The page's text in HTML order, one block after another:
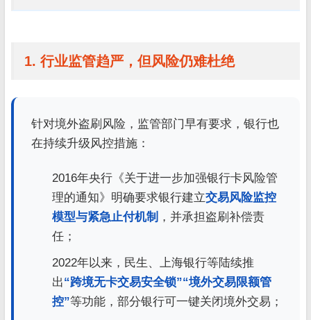
1. 行业监管趋严，但风险仍难杜绝
针对境外盗刷风险，监管部门早有要求，银行也
在持续升级风控措施：
2016年央行《关于进一步加强银行卡风险管
理的通知》明确要求银行建立交易风险监控
模型与紧急止付机制 ，并承担盗刷补偿责
任；
2022年以来，民生、上海银行等陆续推
出“跨境无卡交易安全锁”“境外交易限额管
控”等功能，部分银行可一键关闭境外交易；